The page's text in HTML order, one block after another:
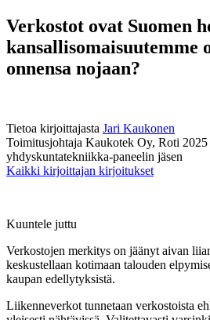
Verkostot ovat Suomen
kansallisomaisuutemme
onnensa nojaan?
Tietoa kirjoittajasta Jari Kaukonen
Toimitusjohtaja Kaukotek Oy, Roti 2025
yhdyskuntatekniikka-paneelin jäsen
Kaikki kirjoittajan kirjoitukset
Kuuntele juttu
Verkostojen merkitys on jäänyt aivan
keskustellaan kotimaan talouden
kaupan edellytyksistä.
Liikenneverkot tunnetaan verkostoista